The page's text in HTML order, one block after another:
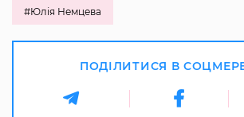
#Юлія Немцева
ПОДІЛИТИСЯ В